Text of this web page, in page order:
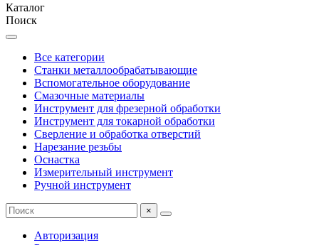
Каталог
Поиск
Все категории
Станки металлообрабатывающие
Вспомогательное оборудование
Смазочные материалы
Инструмент для фрезерной обработки
Инструмент для токарной обработки
Сверление и обработка отверстий
Нарезание резьбы
Оснастка
Измерительный инструмент
Ручной инструмент
×
Авторизация